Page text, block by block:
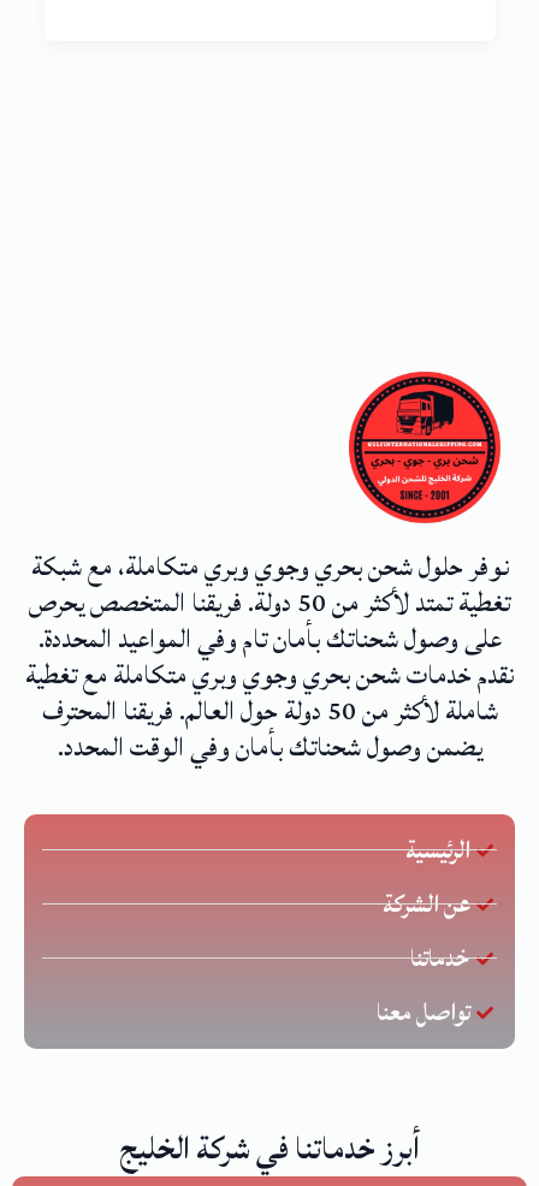
نوفر حلول شحن بحري وجوي وبري متكاملة، مع شبكة
تغطية تمتد لأكثر من 50 دولة. فريقنا المتخصص يحرص
على وصول شحناتك بأمان تام وفي المواعيد المحددة.
نقدم خدمات شحن بحري وجوي وبري متكاملة مع تغطية
شاملة لأكثر من 50 دولة حول العالم. فريقنا المحترف
يضمن وصول شحناتك بأمان وفي الوقت المحدد.
الرئيسية
عن الشركة
خدماتنا
تواصل معنا
أبرز خدماتنا في شركة الخليج